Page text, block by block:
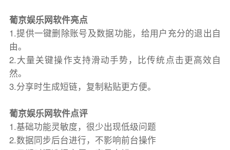
葡京娱乐网软件亮点
1.提供一键删除账号及数据功能，给用户充分的退出自
由。
2.大量关键操作支持滑动手势，比传统点击更高效自
然。
3.分享时生成短链，复制粘贴更方便。
葡京娱乐网软件点评
1.基础功能灵敏度，很少出现低级问题
2.数据同步后台进行，不影响前台操作